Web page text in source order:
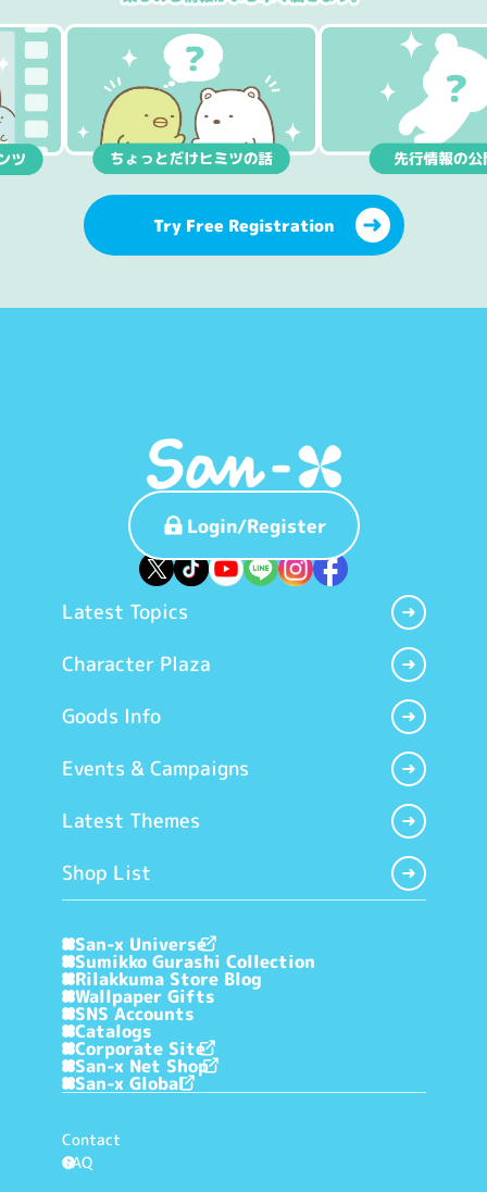
Try Free Registration
Login/Register
Latest Topics
Character Plaza
Goods Info
Events & Campaigns
Latest Themes
Shop List
San-x Universe
Sumikko Gurashi Collection
Rilakkuma Store Blog
Wallpaper Gifts
SNS Accounts
Catalogs
Corporate Site
San-x Net Shop
San-x Global
Contact
?
FAQ